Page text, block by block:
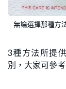
無論選擇那種方
3種方法所提
別，大家可參